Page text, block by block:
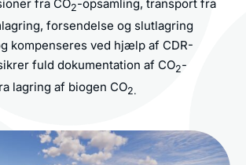
fra CO2-opsamling, transport fra
forsendelse og slutlagring
kompenseres ved hjælp af CDR-
fuld dokumentation af CO2-
lagring af biogen CO2.